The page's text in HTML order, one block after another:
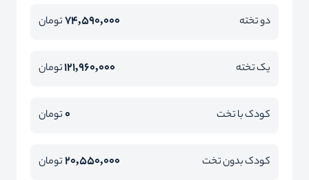
دو تخته 74,590,000تومان
یک تخته 121,960,000تومان
کودک با تخت 0تومان
کودک بدون تخت 20,550,000تومان